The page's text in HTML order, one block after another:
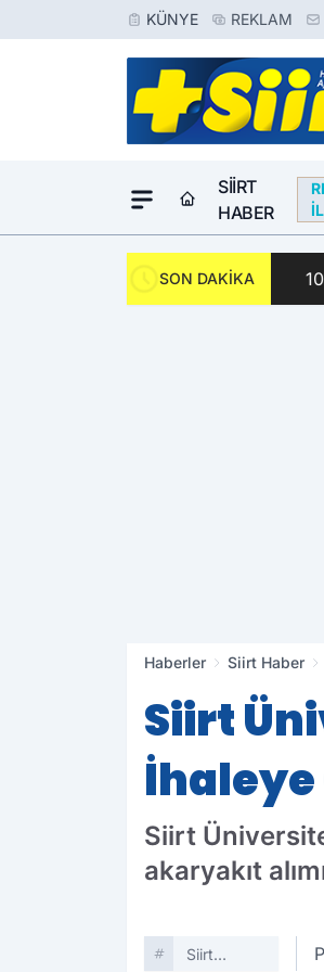
KÜNYE REKLAM
SIIRT
HABER
SON DAKİKA
Haberler Siirt Haber
Siirt
İhaleye
Siirt
akaryakıt
Siirt